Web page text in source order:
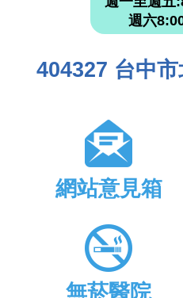
週六
404327 台中
網站意見箱
無菸醫院